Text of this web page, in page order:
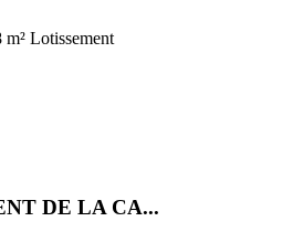
m² Lotissement
DE LA CA...